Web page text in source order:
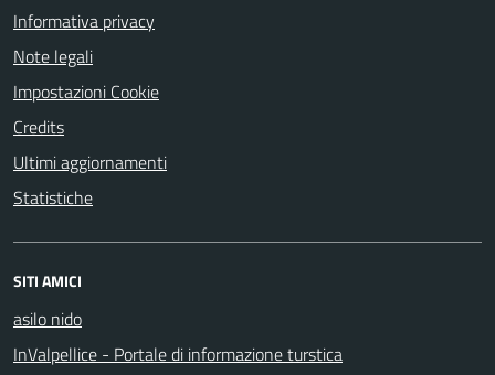
Informativa privacy
Note legali
Impostazioni Cookie
Credits
Ultimi aggiornamenti
Statistiche
SITI AMICI
asilo nido
InValpellice - Portale di informazione turstica